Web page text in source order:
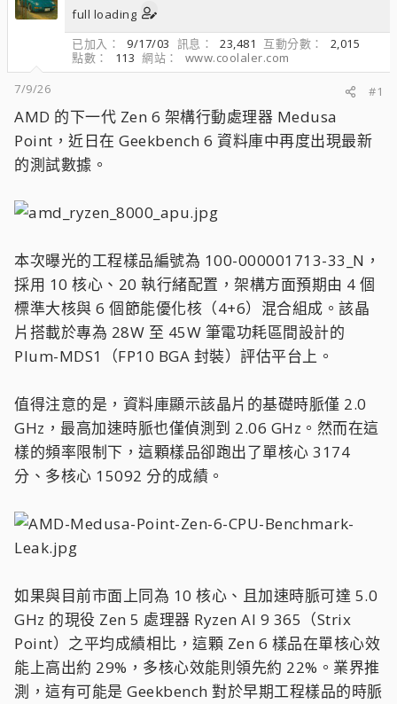
full loading
已加入
9/17/03 訊息 23,481 互動分數
2,015
點數
113 網站
www.coolaler.com
7/9/26
#1
AMD 的下一代 Zen 6 架構行動處理器 Medusa
Point，近日在 Geekbench 6 資料庫中再度出現最新
的測試數據。
本次曝光的工程樣品編號為 100-000001713-33_N，
採用 10 核心、20 執行緒配置，架構方面預期由 4 個
標準大核與 6 個節能優化核（4+6）混合組成。該晶
片搭載於專為 28W 至 45W 筆電功耗區間設計的
Plum-MDS1（FP10 BGA 封裝）評估平台上。
值得注意的是，資料庫顯示該晶片的基礎時脈僅 2.0
GHz，最高加速時脈也僅偵測到 2.06 GHz。然而在這
樣的頻率限制下，這顆樣品卻跑出了單核心 3174
分、多核心 15092 分的成績。
如果與目前市面上同為 10 核心、且加速時脈可達 5.0
GHz 的現役 Zen 5 處理器 Ryzen AI 9 365（Strix
Point）之平均成績相比，這顆 Zen 6 樣品在單核心效
能上高出約 29%，多核心效能則領先約 22%。業界推
測，這有可能是 Geekbench 對於早期工程樣品的時脈